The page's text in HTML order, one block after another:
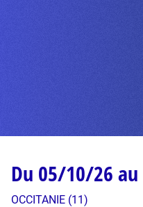
Du 05/10/26
OCCITANIE (11)